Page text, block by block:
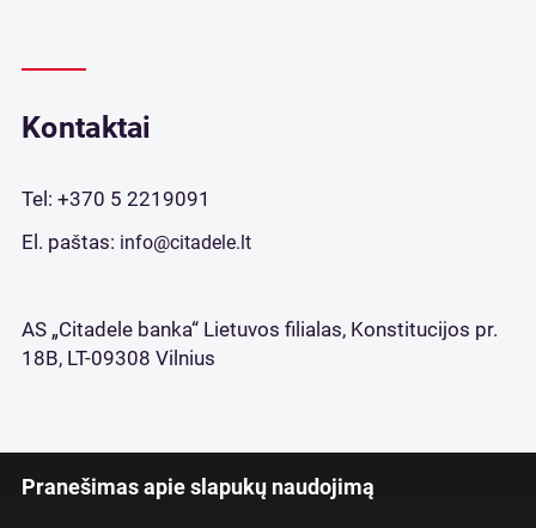
Pranešimas apie slapukų naudojimą
Kontaktai
Tel: +370 5 2219091
El. paštas: info@citadele.lt
AS „Citadele banka“ Lietuvos filialas, Konstitucijos pr.
18B, LT-09308 Vilnius